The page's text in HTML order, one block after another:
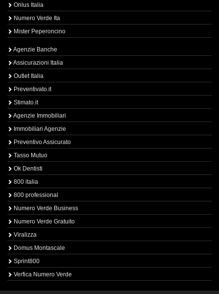
Onlus Italia
Numero Verde Ita
Mister Peperoncino
Agenzie Banche
Assicurazioni Italia
Outlet Italia
Preventivato.it
Stimato.it
Agenzie Immobiliari
Immobiliari Agenzie
Preventivo Assicurato
Tasso Mutuo
Ok Dentisti
800 italia
800 professional
Numero Verde Business
Numero Verde Gratuito
Viralizza
Domus Montascale
Sprint800
Verfica Numero Verde